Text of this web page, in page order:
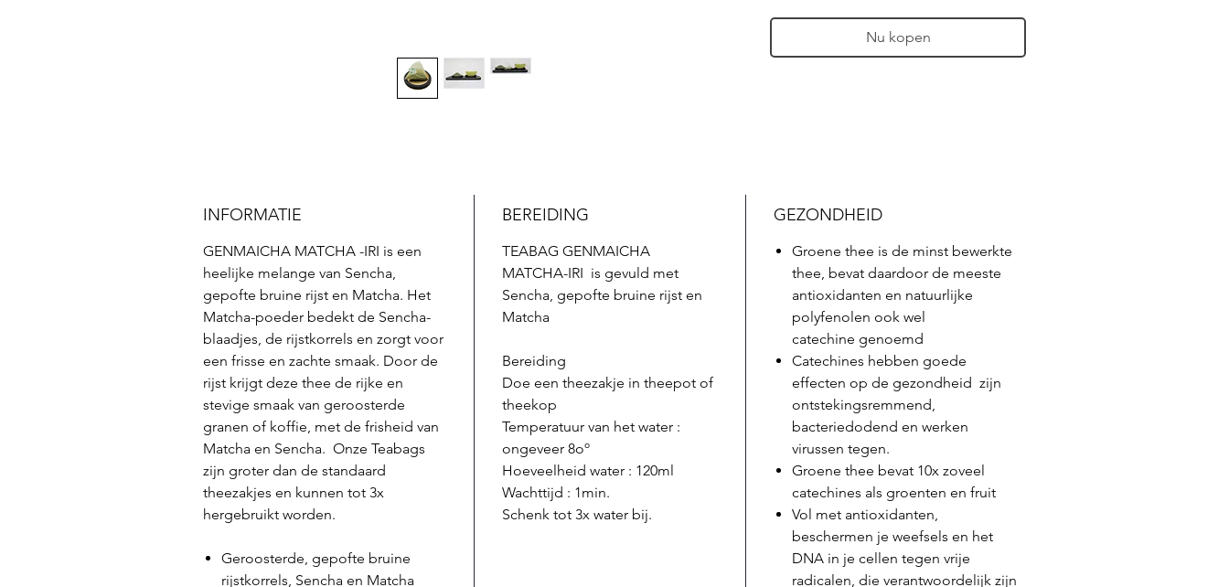
Nu kopen
INFORMATIE
GENMAICHA MATCHA -IRI is een
heelijke melange van Sencha,
gepofte bruine rijst en Matcha. Het
Matcha-poeder bedekt de Sencha-
blaadjes, de rijstkorrels en zorgt voor
een frisse en zachte smaak. Door de
rijst krijgt deze thee de rijke en
stevige smaak van geroosterde
granen of koffie, met de frisheid van
Matcha en Sencha. Onze Teabags
zijn groter dan de standaard
theezakjes en kunnen tot 3x
hergebruikt worden.
Geroosterde, gepofte bruine
rijstkorrels, Sencha en Matcha
BEREIDING
TEABAG GENMAICHA
MATCHA-IRI is gevuld met
Sencha, gepofte bruine rijst en
Matcha
Bereiding
Doe een theezakje in theepot of
theekop
Temperatuur van het water :
ongeveer 8oº
Hoeveelheid water : 120ml
Wachttijd : 1min.
Schenk tot 3x water bij.
GEZONDHEID
Groene thee is de minst bewerkte
thee, bevat daardoor de meeste
antioxidanten en natuurlijke
polyfenolen ook wel
catechine genoemd
Catechines hebben goede
effecten op de gezondheid zijn
ontstekingsremmend,
bacteriedodend en werken
virussen tegen.
Groene thee bevat 10x zoveel
catechines als groenten en fruit
Vol met antioxidanten,
beschermen je weefsels en het
DNA in je cellen tegen vrije
radicalen, die verantwoordelijk zijn